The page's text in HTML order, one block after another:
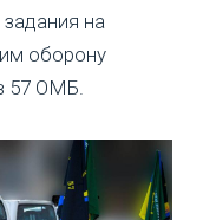
на
оборону
57 ОМБ.